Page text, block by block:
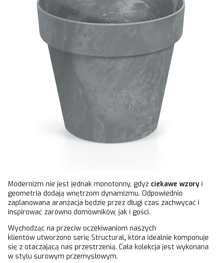
Modernizm nie jest jednak monotonny, gdyż ciekawe wzory i
geometria dodają wnętrzom dynamizmu. Odpowiednio
zaplanowana aranżacja będzie przez długi czas zachwycać i
inspirować zarówno domowników, jak i gości.
Wychodząc na przeciw oczekiwaniom naszych
klientów utworzono serię Structural, która idealnie komponuje
się z otaczającą nas przestrzenią. Cała kolekcja jest wykonana
w stylu surowym przemysłowym.